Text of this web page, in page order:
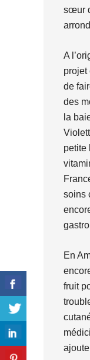
sœur
A
projet
de
des
la
petite
soins
En
fruit